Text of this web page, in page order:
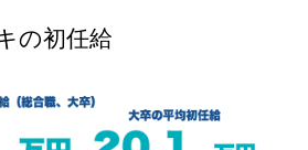
の初任給